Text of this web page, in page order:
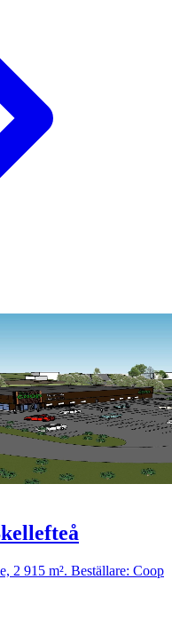
2 915 m². Beställare: Coop